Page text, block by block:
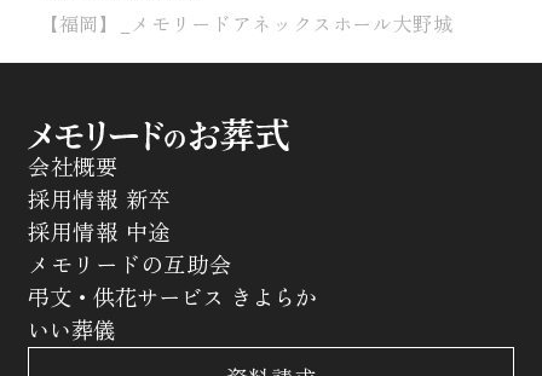
【福岡】_メモリードアネックスホール大野城
会社概要
採用情報 新卒
採用情報 中途
メモリードの互助会
弔文・供花サービス きよらか
いい葬儀